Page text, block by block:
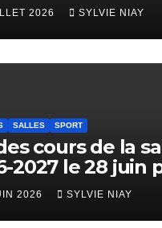
2026 SYLVIE NIAY
SALLES SPORT
cours de la
2027 le 28 juin
2026 SYLVIE NIAY